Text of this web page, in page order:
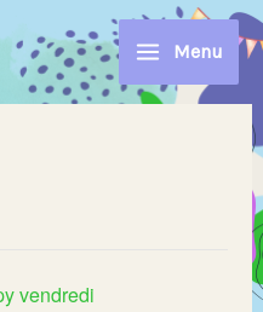
Menu
vendredi